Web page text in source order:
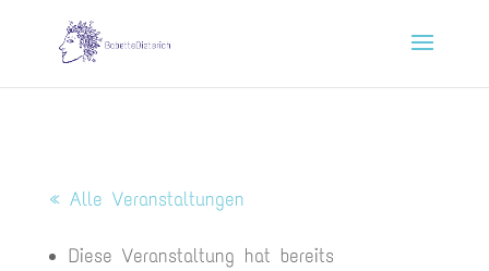
« Alle Veranstaltungen
Diese Veranstaltung hat bereits